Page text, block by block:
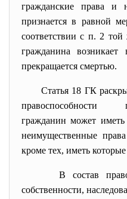
гражданские права и
признается в равной
соответствии с п. 2 той
гражданина
прекращается смертью.
Статья 18 ГК
правоспособности
гражданин может
неимущественные
кроме тех, иметь
В состав
собственности,